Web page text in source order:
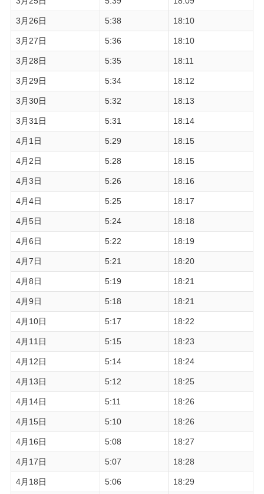
3月26日 5:38 18:10
3月27日 5:36 18:10
3月28日 5:35 18:11
3月29日 5:34 18:12
3月30日 5:32 18:13
3月31日 5:31 18:14
4月1日 5:29 18:15
4月2日 5:28 18:15
4月3日 5:26 18:16
4月4日 5:25 18:17
4月5日 5:24 18:18
4月6日 5:22 18:19
4月7日 5:21 18:20
4月8日 5:19 18:21
4月9日 5:18 18:21
4月10日 5:17 18:22
4月11日 5:15 18:23
4月12日 5:14 18:24
4月13日 5:12 18:25
4月14日 5:11 18:26
4月15日 5:10 18:26
4月16日 5:08 18:27
4月17日 5:07 18:28
4月18日 5:06 18:29